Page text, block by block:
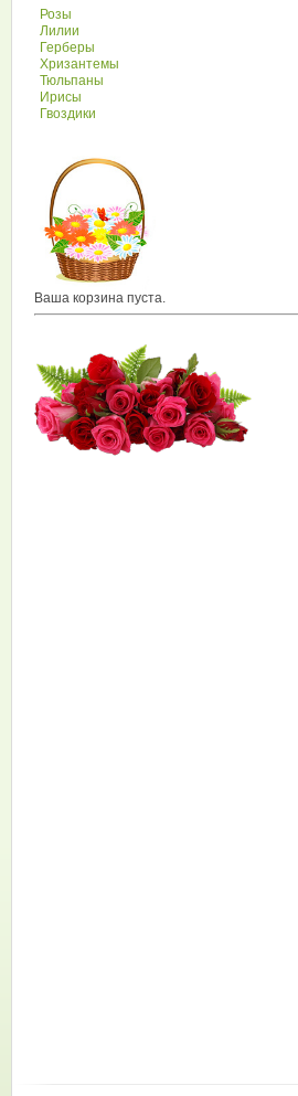
Розы
Лилии
Герберы
Хризантемы
Тюльпаны
Ирисы
Гвоздики
Ваша корзина пуста.